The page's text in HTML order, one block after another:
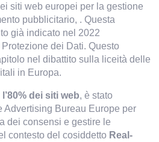
siti web europei per la gestione
pubblicitario, . Questa
già indicato nel 2022
dei Dati. Questo
nel dibattito sulla liceità delle
in Europa.
dei siti web, è stato
Advertising Bureau Europe per
dei consensi e gestire le
contesto del cosiddetto Real-